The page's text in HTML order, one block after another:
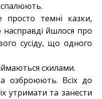
спалюють.
просто темні казки,
йшлося про
сусіду, що одного
схилами.
озброюють. Всіх до
утримати та занести